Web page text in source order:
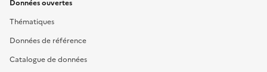
Données ouvertes
Thématiques
Données de référence
Catalogue de données